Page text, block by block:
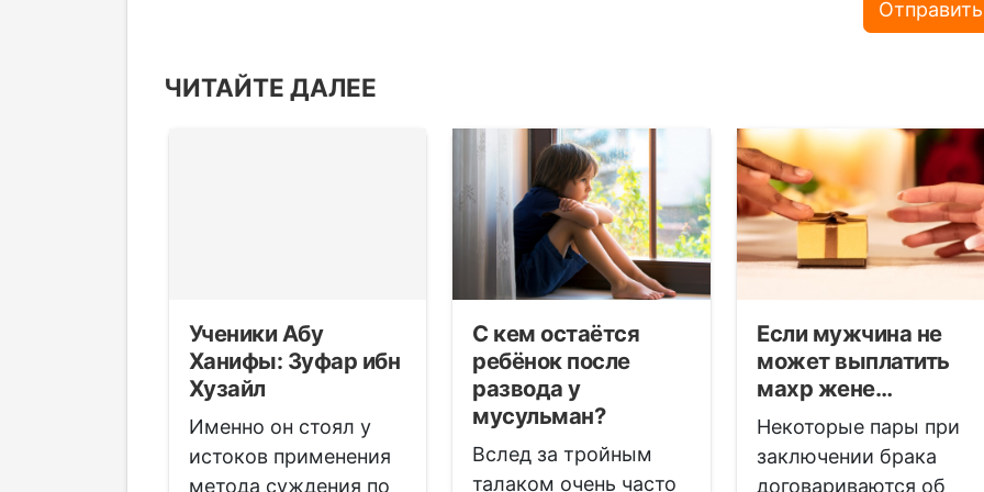
Отправить
ЧИТАЙТЕ ДАЛЕЕ
Ученики Абу
Ханифы: Зуфар ибн
Хузайл
Именно он стоял у
истоков применения
метода суждения по
С кем остаётся
ребёнок после
развода у
мусульман?
Вслед за тройным
талаком очень часто
Если мужчина не
может выплатить
махр жене…
Некоторые пары при
заключении брака
договариваются об